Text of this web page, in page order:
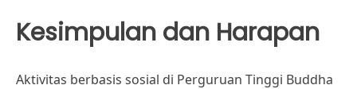
Kesimpulan dan Harapan
Aktivitas berbasis sosial di Perguruan Tinggi Buddha